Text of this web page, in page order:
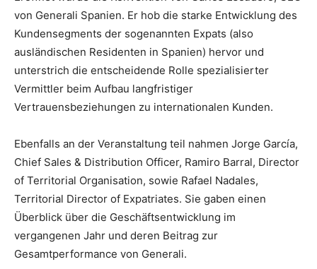
von Generali Spanien. Er hob die starke Entwicklung des
Kundensegments der sogenannten Expats (also
ausländischen Residenten in Spanien) hervor und
unterstrich die entscheidende Rolle spezialisierter
Vermittler beim Aufbau langfristiger
Vertrauensbeziehungen zu internationalen Kunden.
Ebenfalls an der Veranstaltung teil nahmen Jorge García,
Chief Sales & Distribution Officer, Ramiro Barral, Director
of Territorial Organisation, sowie Rafael Nadales,
Territorial Director of Expatriates. Sie gaben einen
Überblick über die Geschäftsentwicklung im
vergangenen Jahr und deren Beitrag zur
Gesamtperformance von Generali.